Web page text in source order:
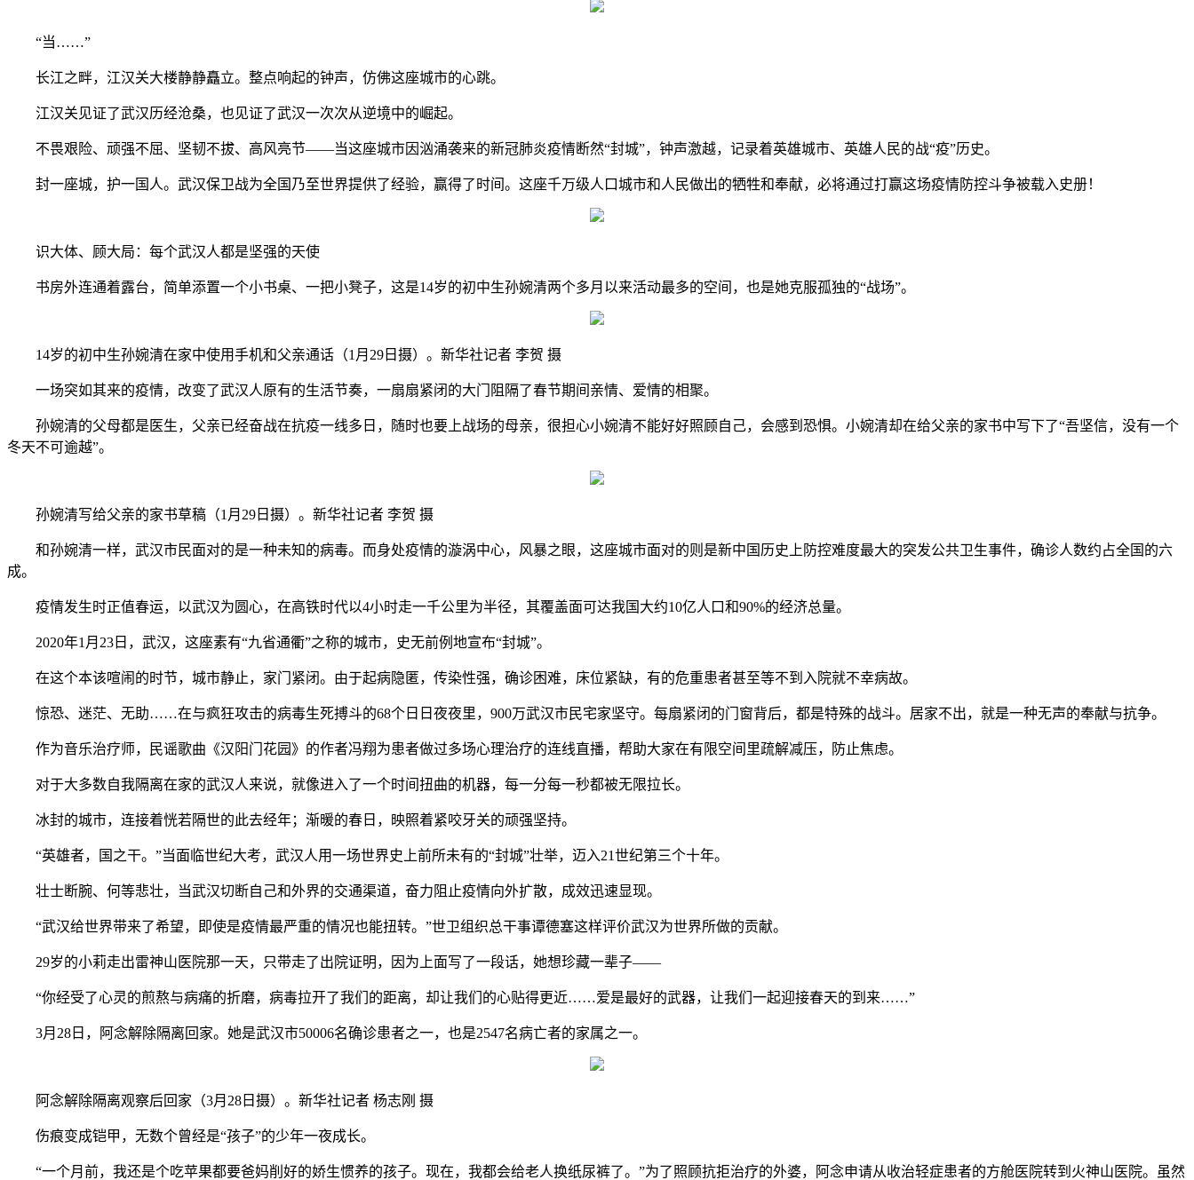
“当……”
长江之畔，江汉关大楼静静矗立。整点响起的钟声，仿佛这座城市的心跳。
江汉关见证了武汉历经沧桑，也见证了武汉一次次从逆境中的崛起。
不畏艰险、顽强不屈、坚韧不拔、高风亮节——当这座城市因汹涌袭来的新冠肺炎疫情断然“封城”，钟声激越，记录着英雄城市、英雄人民的战“疫”历史。
封一座城，护一国人。武汉保卫战为全国乃至世界提供了经验，赢得了时间。这座千万级人口城市和人民做出的牺牲和奉献，必将通过打赢这场疫情防控斗争被载入史册！
识大体、顾大局：每个武汉人都是坚强的天使
书房外连通着露台，简单添置一个小书桌、一把小凳子，这是14岁的初中生孙婉清两个多月以来活动最多的空间，也是她克服孤独的“战场”。
14岁的初中生孙婉清在家中使用手机和父亲通话（1月29日摄）。新华社记者 李贺 摄
一场突如其来的疫情，改变了武汉人原有的生活节奏，一扇扇紧闭的大门阻隔了春节期间亲情、爱情的相聚。
孙婉清的父母都是医生，父亲已经奋战在抗疫一线多日，随时也要上战场的母亲，很担心小婉清不能好好照顾自己，会感到恐惧。小婉清却在给父亲的家书中写下了“吾坚信，没有一个
冬天不可逾越”。
孙婉清写给父亲的家书草稿（1月29日摄）。新华社记者 李贺 摄
和孙婉清一样，武汉市民面对的是一种未知的病毒。而身处疫情的漩涡中心，风暴之眼，这座城市面对的则是新中国历史上防控难度最大的突发公共卫生事件，确诊人数约占全国的六
成。
疫情发生时正值春运，以武汉为圆心，在高铁时代以4小时走一千公里为半径，其覆盖面可达我国大约10亿人口和90%的经济总量。
2020年1月23日，武汉，这座素有“九省通衢”之称的城市，史无前例地宣布“封城”。
在这个本该喧闹的时节，城市静止，家门紧闭。由于起病隐匿，传染性强，确诊困难，床位紧缺，有的危重患者甚至等不到入院就不幸病故。
惊恐、迷茫、无助……在与疯狂攻击的病毒生死搏斗的68个日日夜夜里，900万武汉市民宅家坚守。每扇紧闭的门窗背后，都是特殊的战斗。居家不出，就是一种无声的奉献与抗争。
作为音乐治疗师，民谣歌曲《汉阳门花园》的作者冯翔为患者做过多场心理治疗的连线直播，帮助大家在有限空间里疏解减压，防止焦虑。
对于大多数自我隔离在家的武汉人来说，就像进入了一个时间扭曲的机器，每一分每一秒都被无限拉长。
冰封的城市，连接着恍若隔世的此去经年；渐暖的春日，映照着紧咬牙关的顽强坚持。
“英雄者，国之干。”当面临世纪大考，武汉人用一场世界史上前所未有的“封城”壮举，迈入21世纪第三个十年。
壮士断腕、何等悲壮，当武汉切断自己和外界的交通渠道，奋力阻止疫情向外扩散，成效迅速显现。
“武汉给世界带来了希望，即使是疫情最严重的情况也能扭转。”世卫组织总干事谭德塞这样评价武汉为世界所做的贡献。
29岁的小莉走出雷神山医院那一天，只带走了出院证明，因为上面写了一段话，她想珍藏一辈子——
“你经受了心灵的煎熬与病痛的折磨，病毒拉开了我们的距离，却让我们的心贴得更近……爱是最好的武器，让我们一起迎接春天的到来……”
3月28日，阿念解除隔离回家。她是武汉市50006名确诊患者之一，也是2547名病亡者的家属之一。
阿念解除隔离观察后回家（3月28日摄）。新华社记者 杨志刚 摄
伤痕变成铠甲，无数个曾经是“孩子”的少年一夜成长。
“一个月前，我还是个吃苹果都要爸妈削好的娇生惯养的孩子。现在，我都会给老人换纸尿裤了。”为了照顾抗拒治疗的外婆，阿念申请从收治轻症患者的方舱医院转到火神山医院。虽然